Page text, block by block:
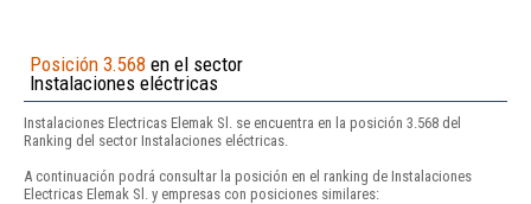
Posición 3.568 en el sector
Instalaciones eléctricas
Instalaciones Electricas Elemak Sl. se encuentra en la posición 3.568 del
Ranking del sector Instalaciones eléctricas.
A continuación podrá consultar la posición en el ranking de Instalaciones
Electricas Elemak Sl. y empresas con posiciones similares: